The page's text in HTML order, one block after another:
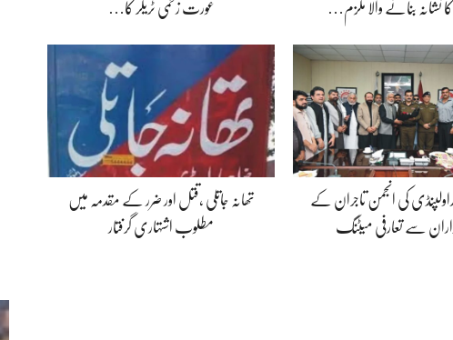
کا نشانہ بنانے والا ملزم…
عورت زخمی ٹریلر کا…
کی انجمن تاجران کے
سے تعارفی میٹنگ
تھانہ جاتلی ،قتل اور ضرر کے مقدمہ میں
مطلوب اشتہاری گرفتار